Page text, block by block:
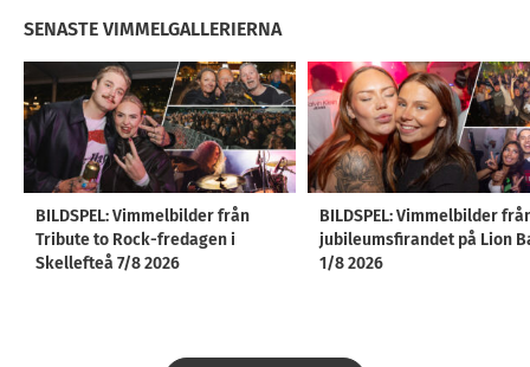
SENASTE VIMMELGALLERIERNA
BILDSPEL: Vimmelbilder från
Tribute to Rock-fredagen i
Skellefteå 7/8 2026
BILDSPEL: Vimmelbilder
jubileumsfirandet på Lion
1/8 2026